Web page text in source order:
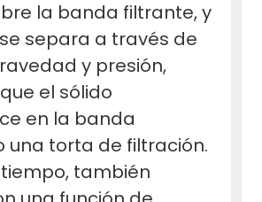
la banda filtrante, y
separa a través de
y presión,
el sólido
en la banda
una torta de filtración.
también